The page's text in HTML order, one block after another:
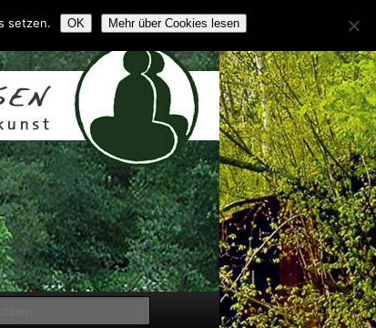
setzen. OK Mehr über Cookies lesen